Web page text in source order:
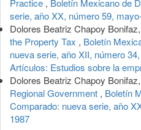
Practice , Boletín Mexicano de
serie, año XX, número 59,
Dolores Beatriz Chapoy Bonifaz,
the Property Tax , Boletín
nueva serie, año XII, número
Artículos: Estudios sobre la
Dolores Beatriz Chapoy Bonifaz,
Regional Government , Boletín
Comparado: nueva serie, año
1987